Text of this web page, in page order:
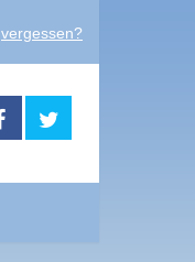
vergessen?